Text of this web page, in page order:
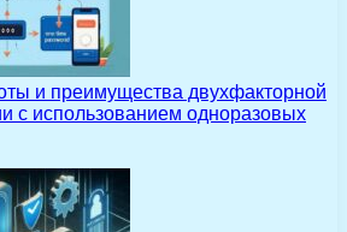
и преимущества двухфакторной
с использованием одноразовых